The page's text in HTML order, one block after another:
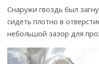
Снаружи гвоздь был
сидеть плотно в
небольшой зазор для